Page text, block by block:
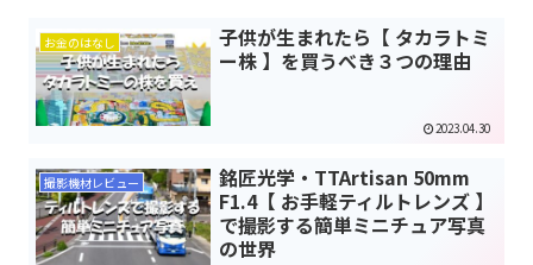
お金のはなし
子供が生まれたら【 タカラトミ
ー株 】を買うべき３つの理由
2023.04.30
撮影機材レビュー
銘匠光学・TTArtisan 50mm
F1.4【 お手軽ティルトレンズ 】
で撮影する簡単ミニチュア写真
の世界